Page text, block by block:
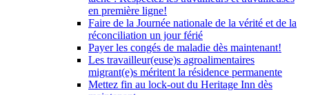
en première ligne!
Faire de la Journée nationale de la vérité et de la
réconciliation un jour férié
Payer les congés de maladie dès maintenant!
Les travailleur(euse)s agroalimentaires
migrant(e)s méritent la résidence permanente
Mettez fin au lock-out du Heritage Inn dès